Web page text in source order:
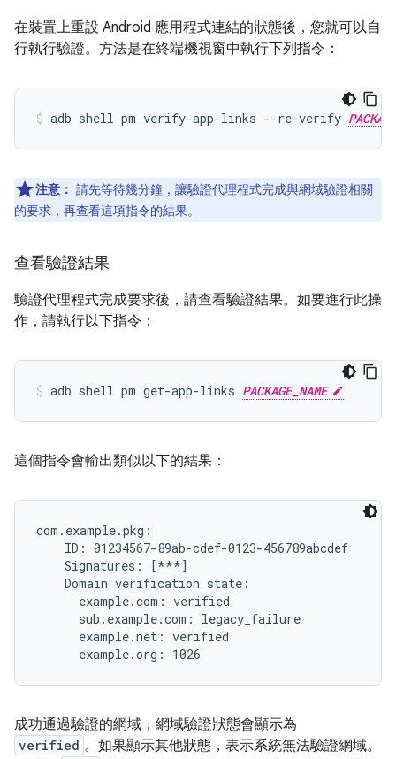
在裝置上重設 Android 應用程式連結的狀態後，您就可以自
行執行驗證。方法是在終端機視窗中執行下列指令：
adb shell pm verify-app-links --re-verify
注意： 請先等待幾分鐘，讓驗證代理程式完成與網域驗證相關
的要求，再查看這項指令的結果。
查看驗證結果
驗證代理程式完成要求後，請查看驗證結果。如要進行此操
作，請執行以下指令：
adb shell pm get-app-links PACKAGE_NAME
這個指令會輸出類似以下的結果：
com.example.pkg:
    ID: 01234567-89ab-cdef-0123-456789abcdef
    Signatures: [***]
    Domain verification state:
      example.com: verified
      sub.example.com: legacy_failure
      example.net: verified
成功通過驗證的網域，網域驗證狀態會顯示為
verified 。如果顯示其他狀態，表示系統無法驗證網域。